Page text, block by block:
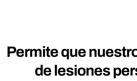
Permite que
de lesiones